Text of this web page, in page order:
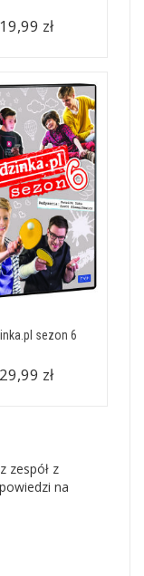
19,99 zł
sezon 6
29,99 zł
zespół z
na